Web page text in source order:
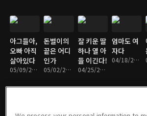
아그들아,
오빠 아직
살아있다
05/09/2026 • 1시간 20분
돈벌이의
끝은 어디
인가
05/02/2026 • 1시간 24분
잘 키운 딸
하나 열 아
들 이긴다!
04/25/2026 • 1시간 20분
엄마도 여
자다
04/18/2026 • 1시간 23분